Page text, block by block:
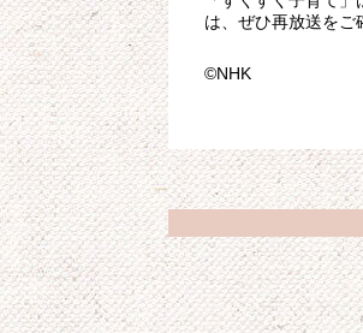
は、ぜひ再放送をご
©NHK